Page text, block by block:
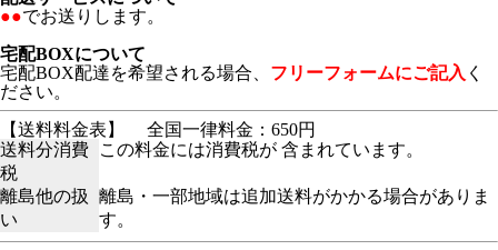
●●でお送りします。
宅配BOXについて
宅配BOX配達を希望される場合、 フリーフォームにご記入 く
ださい。
【送料料金表】
全国一律料金：650円
送料分消費
税
この料金には消費税が 含まれています。
離島他の扱
い
離島・一部地域は追加送料がかかる場合がありま
す。